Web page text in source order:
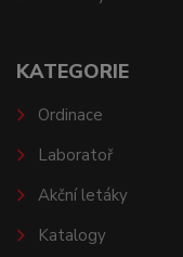
KATEGORIE
Ordinace
Laboratoř
Akční letáky
Katalogy